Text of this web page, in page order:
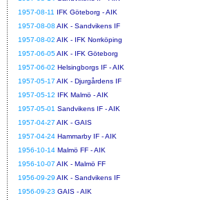
1957-08-11 IFK Göteborg - AIK
1957-08-08 AIK - Sandvikens IF
1957-08-02 AIK - IFK Norrköping
1957-06-05AIK - IFK Göteborg
1957-06-02 Helsingborgs IF - AIK
1957-05-17 AIK - Djurgårdens IF
1957-05-12 IFK Malmö - AIK
1957-05-01 Sandvikens IF - AIK
1957-04-27 AIK - GAIS
1957-04-24 Hammarby IF - AIK
1956-10-14 Malmö FF - AIK
1956-10-07 AIK - Malmö FF
1956-09-29 AIK - Sandvikens IF
1956-09-23 GAIS - AIK